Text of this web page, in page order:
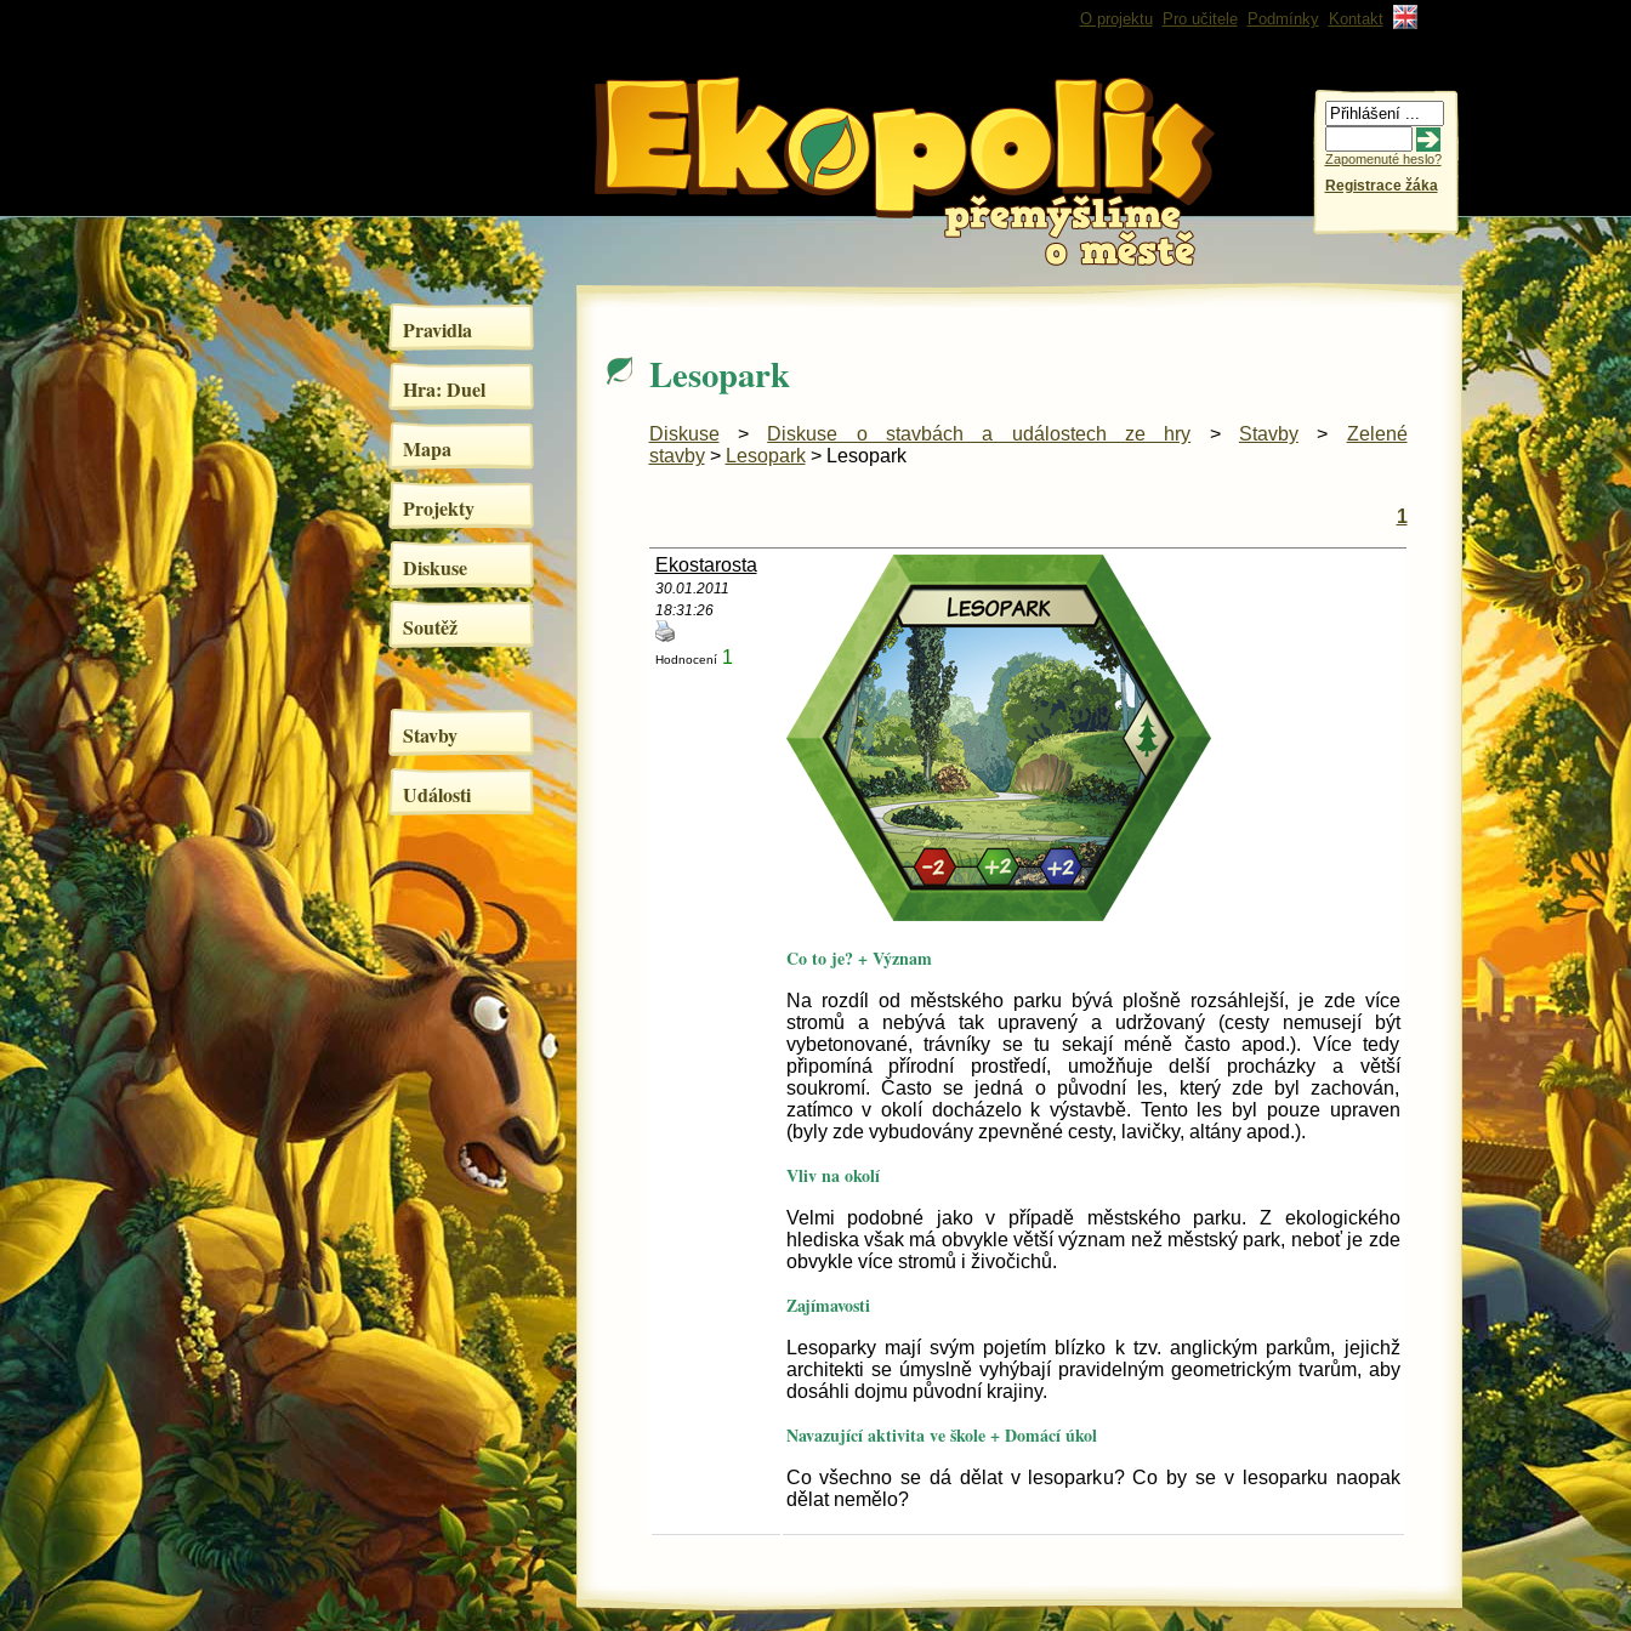
O projektu Pro učitele Podmínky Kontakt
Zapomenuté heslo?
Registrace žáka
Pravidla
Hra: Duel
Mapa
Projekty
Diskuse
Soutěž
Stavby
Události
Lesopark
Diskuse> Diskuse o stavbách a událostech ze hry > Stavby> Zelené
stavby> Lesopark> Lesopark
1
Ekostarosta
30.01.2011
18:31:26
Hodnocení 1
Co to je? + Význam
Na rozdíl od městského parku bývá plošně rozsáhlejší, je zde více
stromů a nebývá tak upravený a udržovaný (cesty nemusejí být
vybetonované, trávníky se tu sekají méně často apod.). Více tedy
připomíná přírodní prostředí, umožňuje delší procházky a větší
soukromí. Často se jedná o původní les, který zde byl zachován,
zatímco v okolí docházelo k výstavbě. Tento les byl pouze upraven
(byly zde vybudovány zpevněné cesty, lavičky, altány apod.).
Vliv na okolí
Velmi podobné jako v případě městského parku. Z ekologického
hlediska však má obvykle větší význam než městský park, neboť je zde
obvykle více stromů i živočichů.
Zajímavosti
Lesoparky mají svým pojetím blízko k tzv. anglickým parkům, jejichž
architekti se úmyslně vyhýbají pravidelným geometrickým tvarům, aby
dosáhli dojmu původní krajiny.
Navazující aktivita ve škole + Domácí úkol
Co všechno se dá dělat v lesoparku? Co by se v lesoparku naopak
dělat nemělo?